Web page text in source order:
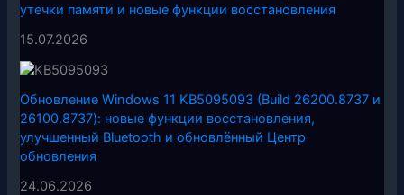
утечки памяти и новые функции восстановления
15.07.2026
Обновление Windows 11 KB5095093 (Build 26200.8737 и
26100.8737): новые функции восстановления,
улучшенный Bluetooth и обновлённый Центр
обновления
24.06.2026